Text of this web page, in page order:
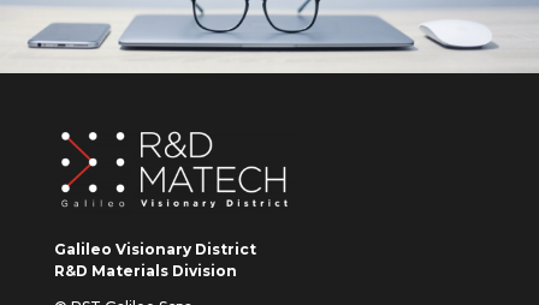
Galileo Visionary District
R&D Materials Division